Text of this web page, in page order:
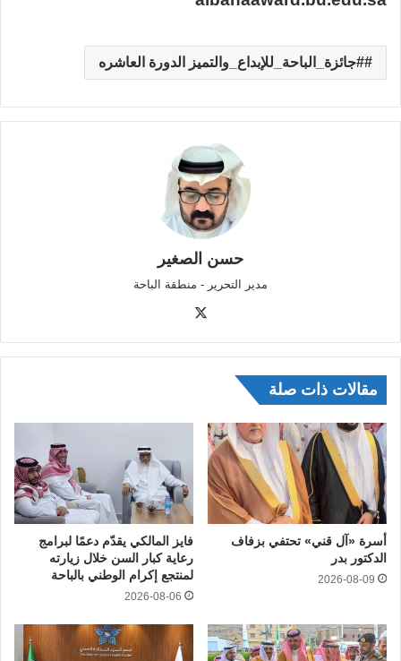
#جائزة_الباحة_للإبداع_والتميز الدورة العاشره
حسن الصغير
مدير التحرير - منطقة الباحة
مقالات ذات صلة
أسرة «آل قني» تحتفي بزفاف
الدكتور بدر
2026-08-09
فايز المالكي يقدّم دعمًا لبرامج
رعاية كبار السن خلال زيارته
لمنتجع إكرام الوطني بالباحة
2026-08-06